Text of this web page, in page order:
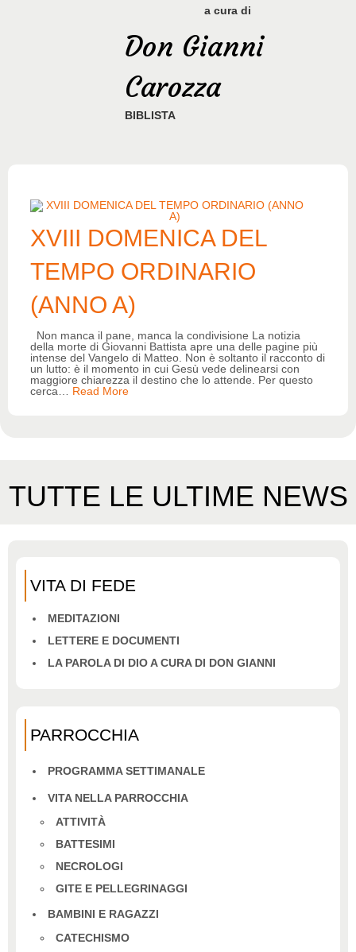
a cura di
Don Gianni
Carozza
BIBLISTA
XVIII DOMENICA DEL
TEMPO ORDINARIO
(ANNO A)
Non manca il pane, manca la condivisione La notizia
della morte di Giovanni Battista apre una delle pagine più
intense del Vangelo di Matteo. Non è soltanto il racconto di
un lutto: è il momento in cui Gesù vede delinearsi con
maggiore chiarezza il destino che lo attende. Per questo
cerca
Read More
TUTTE LE ULTIME NEWS
VITA DI FEDE
MEDITAZIONI
LETTERE E DOCUMENTI
LA PAROLA DI DIO A CURA DI DON GIANNI
PARROCCHIA
PROGRAMMA SETTIMANALE
VITA NELLA PARROCCHIA
ATTIVITÀ
BATTESIMI
NECROLOGI
GITE E PELLEGRINAGGI
BAMBINI E RAGAZZI
CATECHISMO